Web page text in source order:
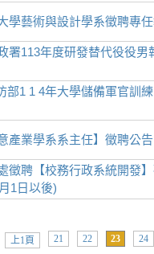
學藝術與設計學系徵聘專
署113年度研發替代役役
部1 1 4年大學儲備軍官訓
產業學系系主任】徵聘公告
徵聘【校務行政系統開發
1日以後)
上1頁 21 22 23 24